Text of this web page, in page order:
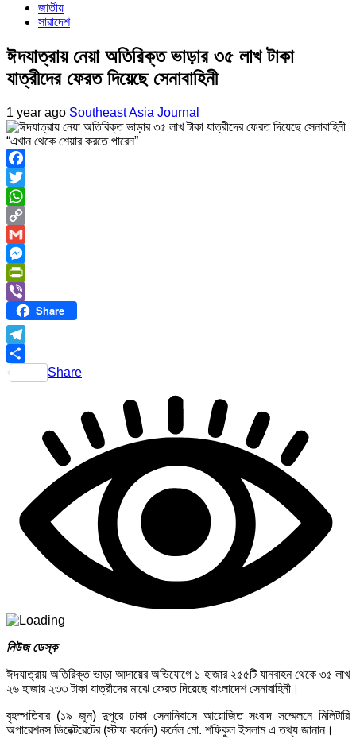
জাতীয়
সারাদেশ
ঈদযাত্রায় নেয়া অতিরিক্ত ভাড়ার ৩৫ লাখ টাকা
যাত্রীদের ফেরত দিয়েছে সেনাবাহিনী
1 year ago Southeast Asia Journal
“এখান থেকে শেয়ার করতে পারেন”
Facebook
Twitter
WhatsApp
Copy
Link
Gmail
Messenger
PrintFriendly
ViberShare
Telegram
Share
নিউজ ডেস্ক
ঈদযাত্রায় অতিরিক্ত ভাড়া আদায়ের অভিযোগে ১ হাজার ২৫৫টি যানবাহন থেকে ৩৫ লাখ
২৬ হাজার ২৩৩ টাকা যাত্রীদের মাঝে ফেরত দিয়েছে বাংলাদেশ সেনাবাহিনী।
বৃহস্পতিবার (১৯ জুন) দুপুরে ঢাকা সেনানিবাসে আয়োজিত সংবাদ সম্মেলনে মিলিটারি
অপারেশনস ডিরেক্টরেটের (স্টাফ কর্নেল) কর্নেল মো. শফিকুল ইসলাম এ তথ্য জানান।